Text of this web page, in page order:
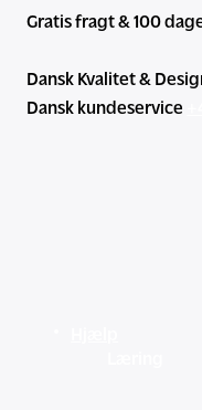
Gratis fragt & 100
Dansk Kvalitet &
Dansk kundeservice